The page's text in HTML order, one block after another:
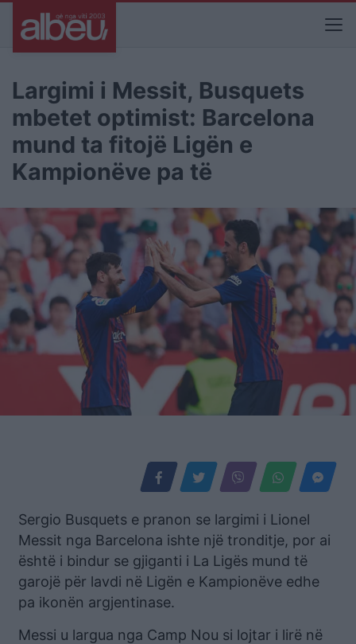
Largimi i Messit, Busquets
mbetet optimist: Barcelona
mund ta fitojë Ligën e
Kampionëve pa të
Sergio Busquets e pranon se largimi i Lionel
Messit nga Barcelona ishte një tronditje, por ai
është i bindur se gjiganti i La Ligës mund të
garojë për lavdi në Ligën e Kampionëve edhe
pa ikonën argjentinase.
Messi u largua nga Camp Nou si lojtar i lirë në